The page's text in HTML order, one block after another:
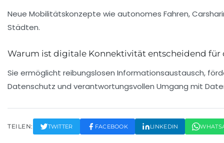
Neue Mobilitätskonzepte wie autonomes Fahren,
Städten.
Warum ist digitale Konnektivität entscheidend für
Sie ermöglicht reibungslosen Informationsaustausch,
Datenschutz und verantwortungsvollen Umgang mit
TEILEN: TWITTER FACEBOOK LINKEDIN